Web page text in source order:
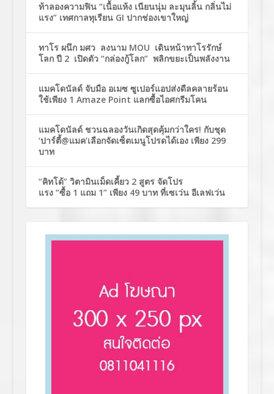
ท้าลองความฟิน “เนื้อแห้ง เนียนนุ่ม ละมุนลิ้น กลิ่นไม่
แรง” เทศกาลทุเรียน GI ปากช่องเขาใหญ่
ทาโร ผนึก มศว ลงนาม MOU เดินหน้าทาโรรักษ์
โลก ปี 2 เปิดตัว “กล่องกู้โลก” พลิกขยะเป็นพลังงาน
แมคโดนัลด์ จับมือ อเมซ ซูเปอร์แอปส่งดีลคลายร้อน
ใช้เพียง 1 Amaze Point แลกซื้อไอศกรีมโคน
แมคโดนัลด์ ชวนฉลองวันเกิดสุดคุ้มกว่าใคร! กับชุด
‘ปาร์ตี้@แมค’เลือกจัดเซ็ตเมนูโปรดได้เอง เพียง 299
บาท
“คิทโด้” วิตามินเม็ดเคี้ยว 2 สูตร จัดโปร
แรง “ซื้อ 1 แถม 1” เพียง 49 บาท ที่เซเว่น อีเลฟเว่น